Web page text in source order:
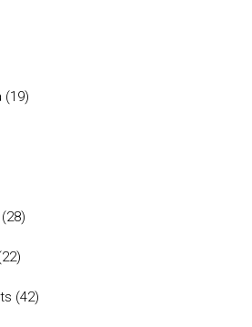
(19)
(28)
(42)